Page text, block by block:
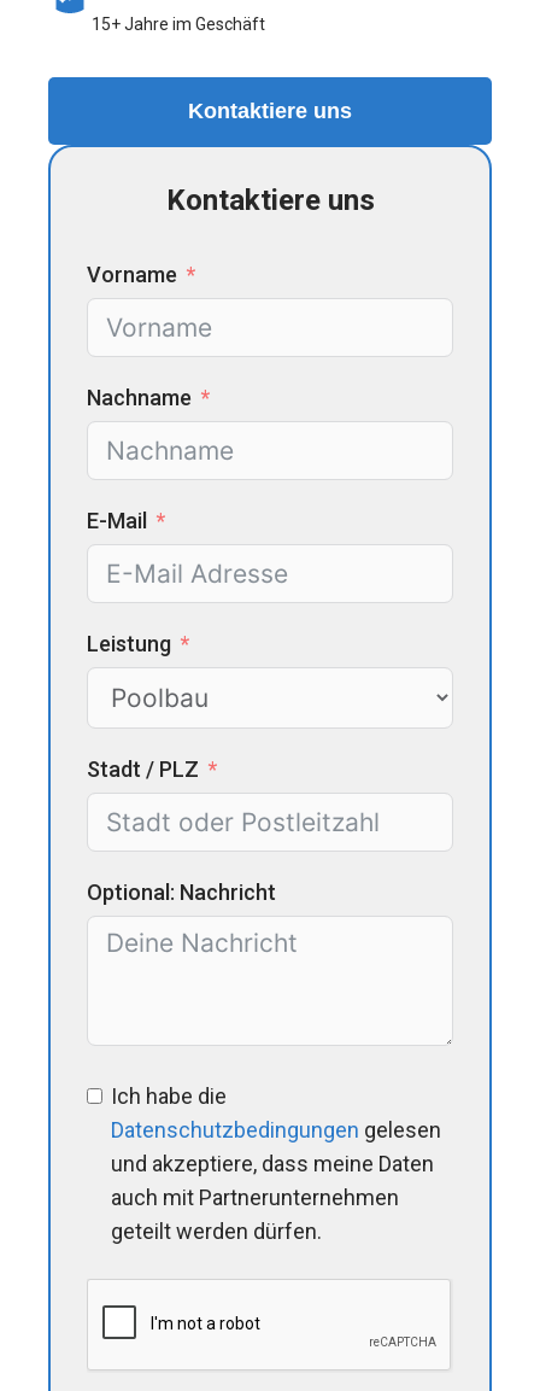
15+ Jahre im Geschäft
Kontaktiere uns
Kontaktiere uns
Vorname
Nachname
E-Mail
Leistung
Stadt / PLZ
Optional: Nachricht
Ich habe die
Datenschutzbedingungen gelesen
und akzeptiere, dass meine Daten
auch mit Partnerunternehmen
geteilt werden dürfen.